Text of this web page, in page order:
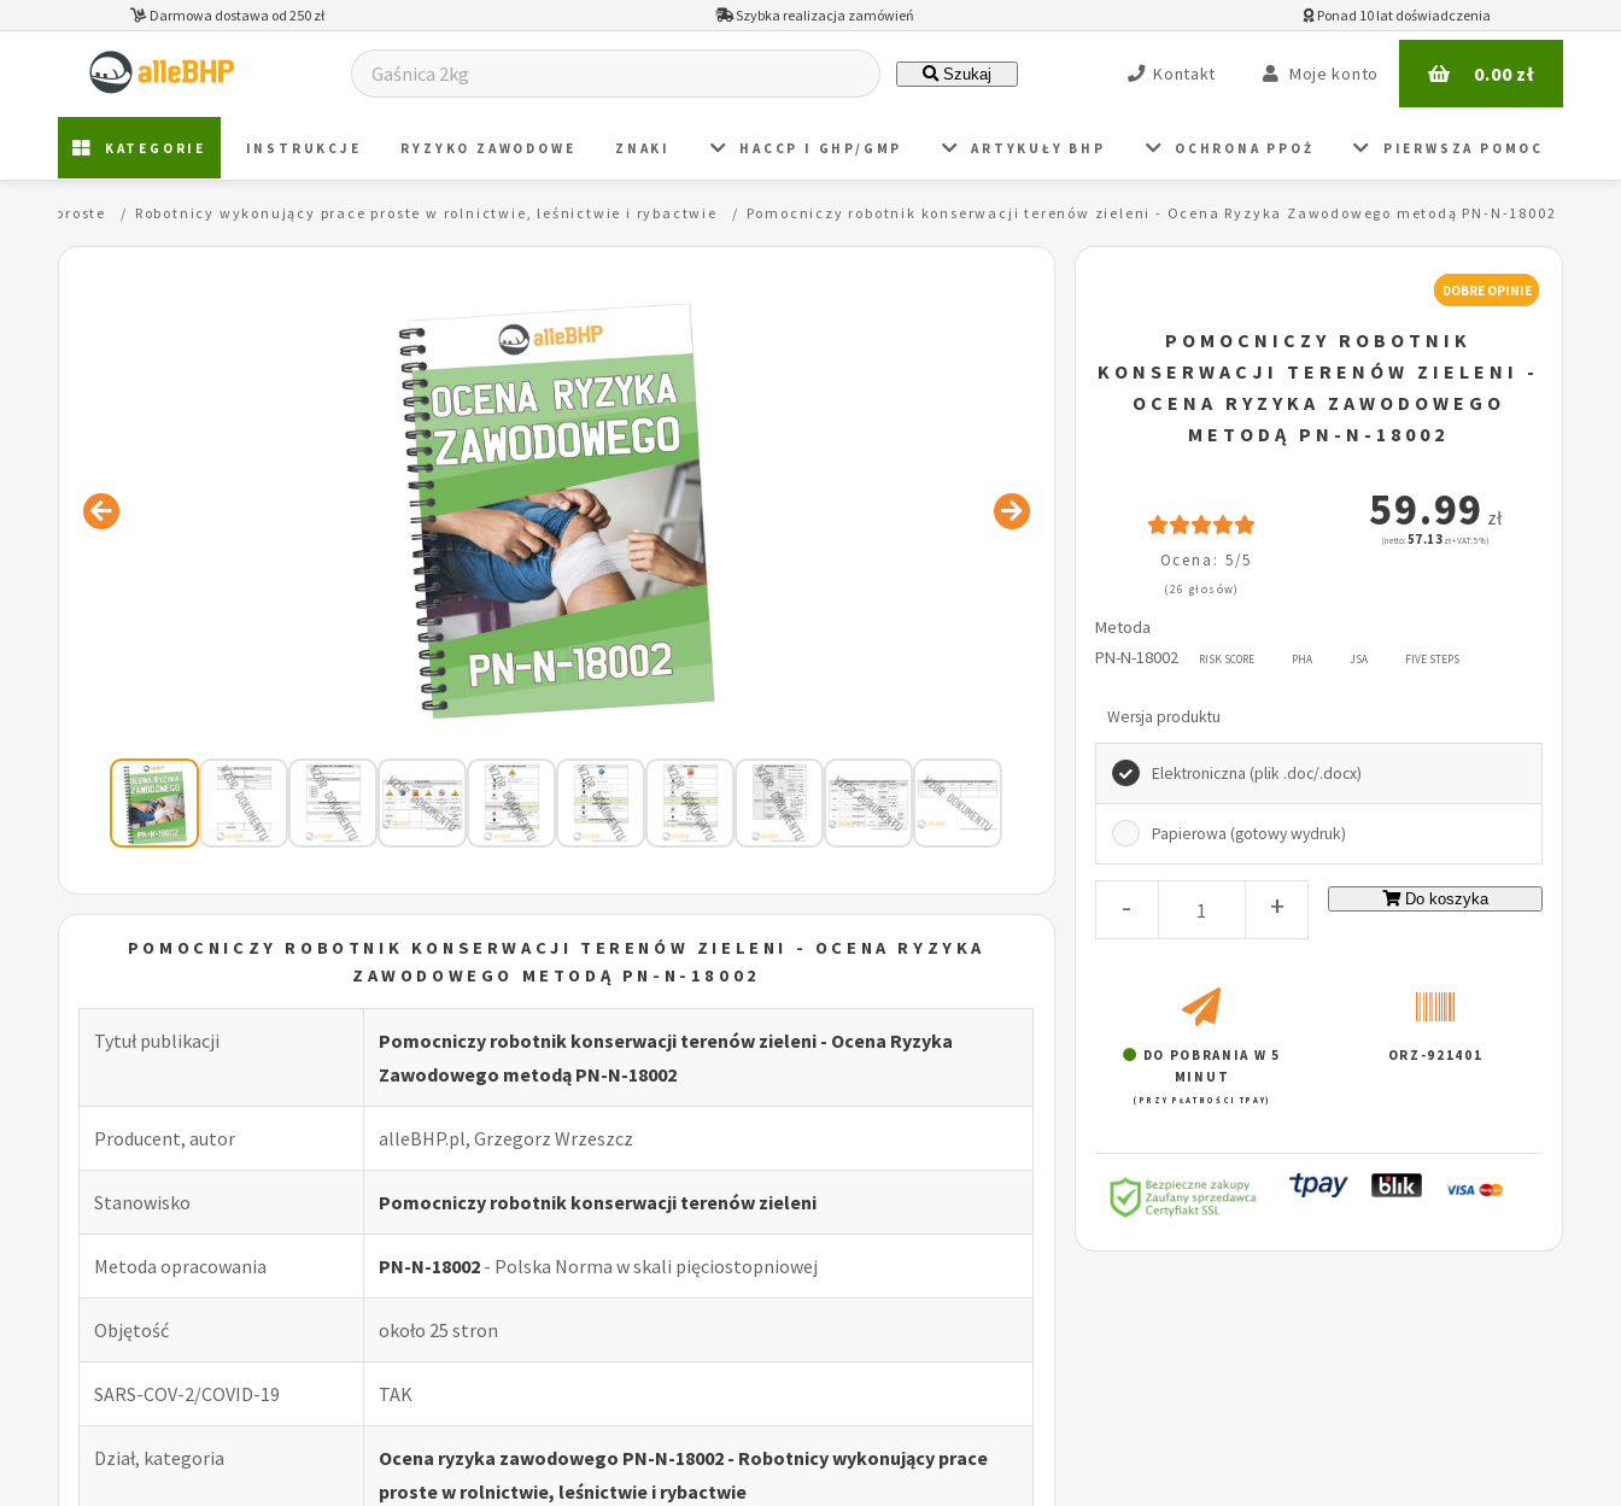
Darmowa dostawa od 250 zł Szybka realizacja zamówień Ponad 10 lat doświadczenia
Szukaj Kontakt Moje konto 0.00zł
KATEGORIE INSTRUKCJE RYZYKO ZAWODOWE ZNAKI HACCP I GHP/GMP ARTYKUŁY BHP OCHRONA PPOŻ PIERWSZA POMOC
proste Robotnicy wykonujący prace proste w rolnictwie, leśnictwie i rybactwie Pomocniczy robotnik konserwacji terenów zieleni - Ocena Ryzyka Zawodowego metodą PN-N-18002
POMOCNICZY ROBOTNIK KONSERWACJI TERENÓW ZIELENI - OCENA RYZYKA
ZAWODOWEGO METODĄ PN-N-18002
Tytuł publikacji
Pomocniczy robotnik konserwacji terenów zieleni - Ocena Ryzyka
Zawodowego metodą PN-N-18002
Producent, autor alleBHP.pl, Grzegorz Wrzeszcz
Stanowisko Pomocniczy robotnik konserwacji terenów zieleni
Metoda opracowania PN-N-18002 - Polska Norma w skali pięciostopniowej
Objętość około 25 stron
SARS-COV-2/COVID-19 TAK
Dział, kategoria
Ocena ryzyka zawodowego PN-N-18002 - Robotnicy wykonujący prace
proste w rolnictwie, leśnictwie i rybactwie
DOBRE OPINIE
POMOCNICZY ROBOTNIK
KONSERWACJI TERENÓW ZIELENI -
OCENA RYZYKA ZAWODOWEGO
METODĄ PN-N-18002
Ocena: 5/5
(26 głosów)
59.99 zł
(netto:57.13 zł + VAT: 5%)
Metoda
PN-N-18002
RISK SCORE PHA JSA FIVE STEPS
Wersja produktu
Elektroniczna (plik .doc/.docx)
Papierowa (gotowy wydruk)
- + Do koszyka
DO POBRANIA W 5
MINUT
(PRZY PŁATNOŚCI TPAY)
ORZ-921401